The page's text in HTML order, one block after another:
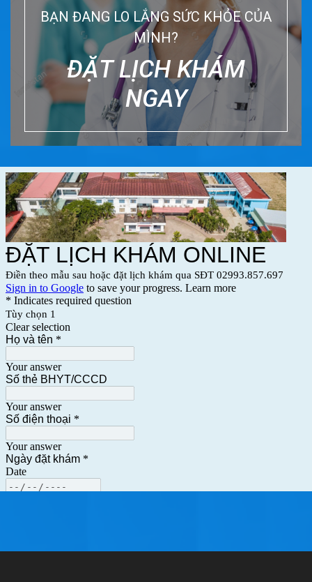
BẠN ĐANG LO LẮNG SỨC KHỎE CỦA
MÌNH?
ĐẶT LỊCH KHÁM
NGAY